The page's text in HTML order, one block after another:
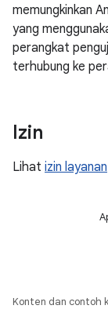
memungkinkan
yang
perangkat
terhubung ke
Izin
Lihat izin layanan
Konten dan contoh